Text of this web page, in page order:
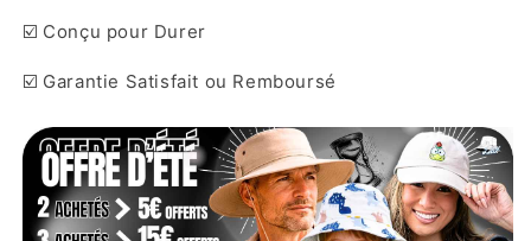
☑️ Conçu pour Durer
☑️ Garantie Satisfait ou Remboursé